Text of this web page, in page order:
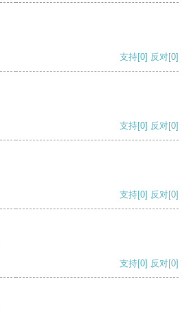
支持[0] 反对[0]
支持[0] 反对[0]
支持[0] 反对[0]
支持[0] 反对[0]